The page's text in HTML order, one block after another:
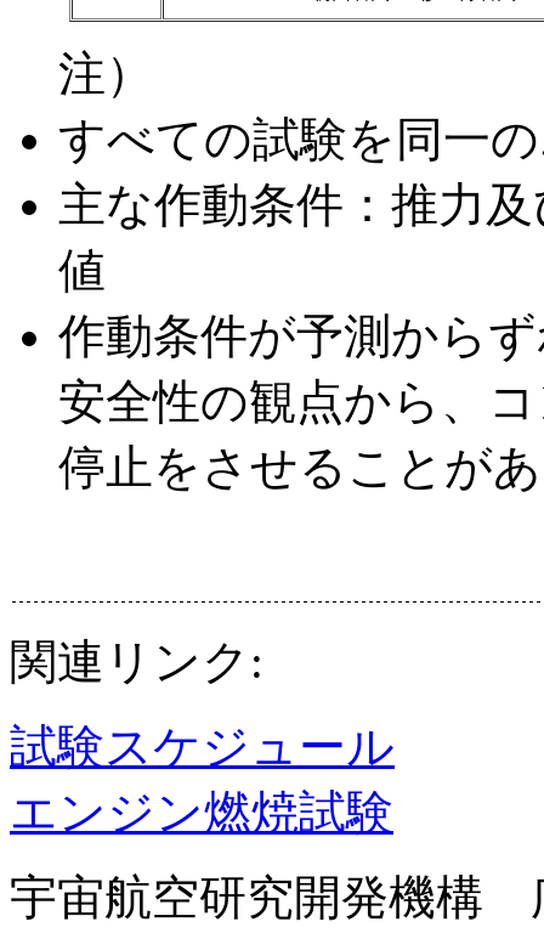
注）
すべての試験を同一
主な作動条件：推力
値
作動条件が予測から
安全性の観点から、
停止をさせることが
関連リンク:
試験スケジュール
エンジン燃焼試験
宇宙航空研究開発機構